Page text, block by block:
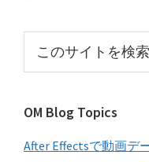
サ
イ
バ
ー
サ
ト
検
OM Blog Topics
After Effectsで動画デ